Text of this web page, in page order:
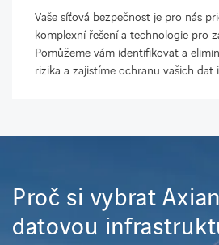
Vaše síťová bezpečnost je pro nás
komplexní řešení a technologie pro
Pomůžeme vám identifikovat a
rizika a zajistíme ochranu vašich dat
Proč si vybrat
datovou